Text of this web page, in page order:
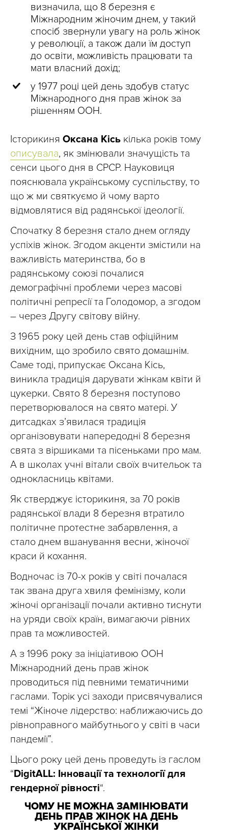
визначила, що 8 березня є
Міжнародним жіночим днем, у такий
спосіб звернули увагу на роль жінок
у революції, а також дали їм доступ
до освіти, можливість працювати та
мати власний дохід;
у 1977 році цей день здобув статус
Міжнародного дня прав жінок за
рішенням ООН.
Історикиня Оксана Кісь кілька років тому
описувала, як змінювали значущість та
сенси цього дня в СРСР. Науковиця
пояснювала українському суспільству, то
що ж ми святкуємо й чому варто
відмовлятися від радянської ідеології.
Спочатку 8 березня стало днем огляду
успіхів жінок. Згодом акценти змістили на
важливість материнства, бо в
радянському союзі почалися
демографічні проблеми через масові
політичні репресії та Голодомор, а згодом
– через Другу світову війну.
З 1965 року цей день став офіційним
вихідним, що зробило свято домашнім.
Саме тоді, припускає Оксана Кісь,
виникла традиція дарувати жінкам квіти й
цукерки. Свято 8 березня поступово
перетворювалося на свято матері. У
дитсадках з’явилася традиція
організовувати напередодні 8 березня
свята з віршиками та пісеньками про мам.
А в школах учні вітали своїх вчительок та
однокласниць квітами.
Як стверджує історикиня, за 70 років
радянської влади 8 березня втратило
політичне протестне забарвлення, а
стало днем вшанування весни, жіночої
краси й кохання.
Водночас із 70-х років у світі почалася
так звана друга хвиля фемінізму, коли
жіночі організації почали активно тиснути
на уряди своїх країн, вимагаючи рівних
прав та можливостей.
А з 1996 року за ініціативою ООН
Міжнародний день прав жінок
проводиться під певними тематичними
гаслами. Торік усі заходи присвячувалися
темі “Жіноче лідерство: наближаючись до
рівноправного майбутнього у світі в часи
пандемії”.
Цього року цей день проведуть із гаслом
“DigitALL: Інновації та технології для
гендерної рівності“.
ЧОМУ НЕ МОЖНА ЗАМІНЮВАТИ
ДЕНЬ ПРАВ ЖІНОК НА ДЕНЬ
УКРАЇНСЬКОЇ ЖІНКИ